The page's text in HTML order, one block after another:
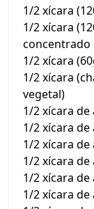
1/2 xícara
1/2 xícara
concentrado
1/2 xícara
1/2 xícara
vegetal)
1/2 xícara
1/2 xícara de
1/2 xícara
1/2 xícara
1/2 xícara
1/2 xícara